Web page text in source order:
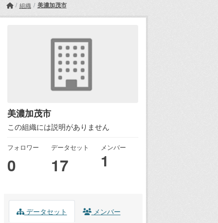
組織 美濃加茂市
美濃加茂市
この組織には説明がありません
フォロワー
0
データセット
17
メンバー
1
データセット メンバー